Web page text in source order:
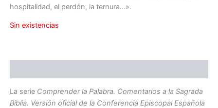
hospitalidad, el perdón, la ternura…».
Sin existencias
La serie Comprender la Palabra. Comentarios a la Sagrada
Biblia. Versión oficial de la Conferencia Episcopal Española